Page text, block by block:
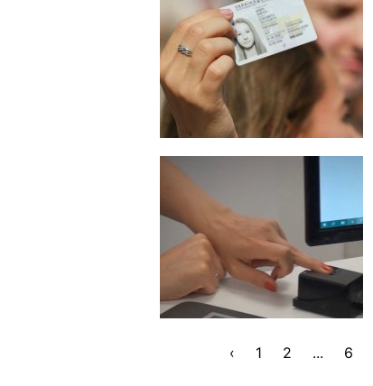
‹ 1 2 ... 6